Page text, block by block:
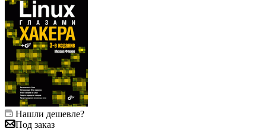
Нашли дешевле?
Под заказ